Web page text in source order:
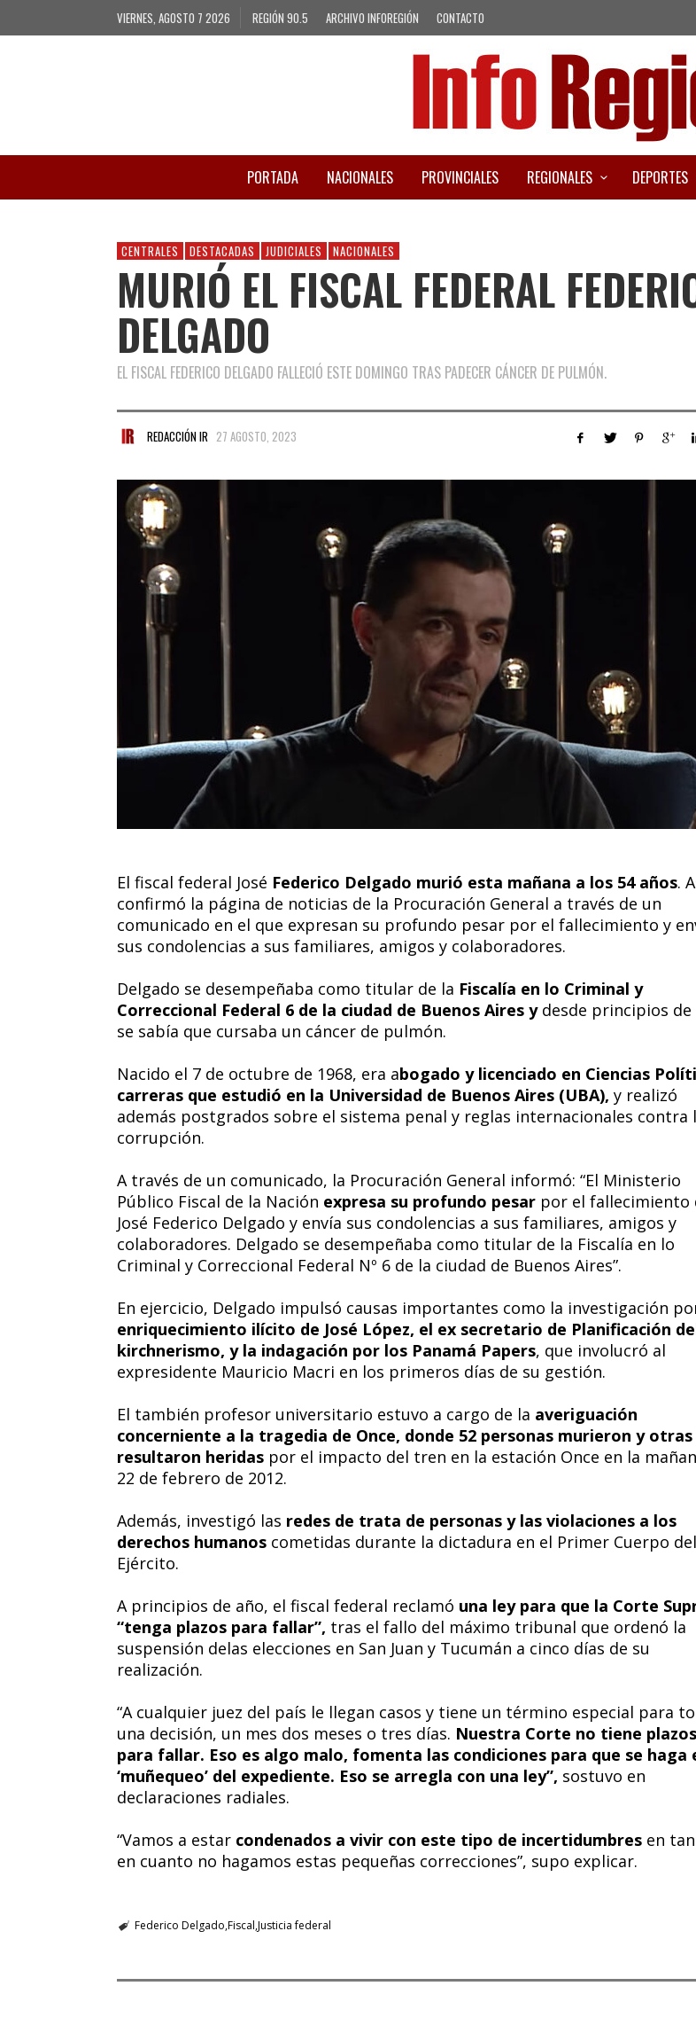
VIERNES, AGOSTO 7 2026 REGIÓN 90.5 ARCHIVO INFOREGIÓN CONTACTO
PORTADA NACIONALES PROVINCIALES REGIONALES DEPORTES
CENTRALES DESTACADAS JUDICIALES NACIONALES
MURIÓ EL FISCAL FEDERAL
DELGADO
EL FISCAL FEDERICO DELGADO FALLECIÓ ESTE DOMINGO TRAS PADECER CÁNCER DE PULMÓN.
REDACCIÓN IR 27 AGOSTO, 2023
El fiscal federal José Federico Delgado murió esta mañana a los 54 años.
confirmó la página de noticias de la Procuración General a través de un
comunicado en el que expresan su profundo pesar por el fallecimiento y
sus condolencias a sus familiares, amigos y colaboradores.
Delgado se desempeñaba como titular de la Fiscalía en lo Criminal y
Correccional Federal 6 de la ciudad de Buenos Aires y desde principios de
se sabía que cursaba un cáncer de pulmón.
Nacido el 7 de octubre de 1968, era abogado y licenciado en Ciencias
carreras que estudió en la Universidad de Buenos Aires (UBA), y realizó
además postgrados sobre el sistema penal y reglas internacionales contra
corrupción.
A través de un comunicado, la Procuración General informó: “El Ministerio
Público Fiscal de la Nación expresa su profundo pesar por el fallecimiento
José Federico Delgado y envía sus condolencias a sus familiares, amigos y
colaboradores. Delgado se desempeñaba como titular de la Fiscalía en lo
Criminal y Correccional Federal Nº 6 de la ciudad de Buenos Aires”.
En ejercicio, Delgado impulsó causas importantes como la investigación
enriquecimiento ilícito de José López, el ex secretario de Planificación
kirchnerismo, y la indagación por los Panamá Papers, que involucró al
expresidente Mauricio Macri en los primeros días de su gestión.
El también profesor universitario estuvo a cargo de la averiguación
concerniente a la tragedia de Once, donde 52 personas murieron y otras
resultaron heridas por el impacto del tren en la estación Once en la
22 de febrero de 2012.
Además, investigó las redes de trata de personas y las violaciones a los
derechos humanos cometidas durante la dictadura en el Primer Cuerpo del
Ejército.
A principios de año, el fiscal federal reclamó una ley para que la Corte
“tenga plazos para fallar”, tras el fallo del máximo tribunal que ordenó la
suspensión delas elecciones en San Juan y Tucumán a cinco días de su
realización.
“A cualquier juez del país le llegan casos y tiene un término especial para
una decisión, un mes dos meses o tres días. Nuestra Corte no tiene plazos
para fallar. Eso es algo malo, fomenta las condiciones para que se haga
‘muñequeo’ del expediente. Eso se arregla con una ley”, sostuvo en
declaraciones radiales.
“Vamos a estar condenados a vivir con este tipo de incertidumbres en
en cuanto no hagamos estas pequeñas correcciones”, supo explicar.
Federico Delgado Fiscal Justicia federal